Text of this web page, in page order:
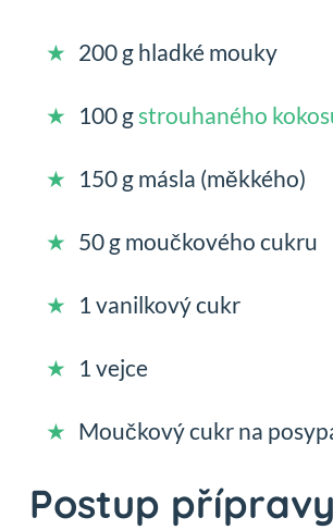
200 g hladké mouky
100 gstrouhaného
150 g másla (měkkého)
50 g moučkového cukru
1 vanilkový cukr
1 vejce
Moučkový cukr na
Postup